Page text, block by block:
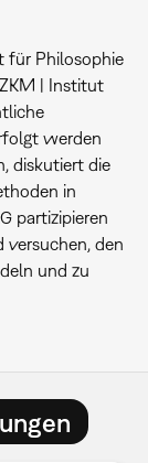
für Philosophie
| Institut
werden
diskutiert die
in
partizipieren
den
und zu